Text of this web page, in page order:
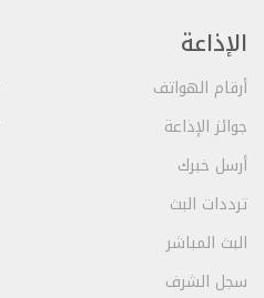
الإذاعة
أرقام الهواتف
جوائز الإذاعة
أرسل خبرك
ترددات البث
البث المباشر
سجل الشرف